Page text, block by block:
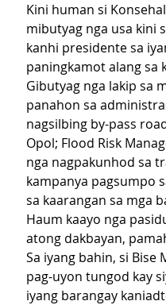
Kini human si
mibutyag nga usa kini
kanhi presidente sa
paningkamot alang sa
Gibutyag nga lakip sa
panahon sa
nagsilbing by-pass
Opol; Flood Risk
nga nagpakunhod sa
kampanya pagsumpo
sa kaarangan sa mga
Haum kaayo nga
atong dakbayan,
Sa iyang bahin, si
pag-uyon tungod kay
iyang barangay